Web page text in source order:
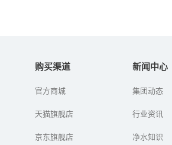
在许多家庭都用上了净水
浴用水都可以用到净水机
类有很多，...
购买渠道
官方商城
天猫旗舰店
京东旗舰店
新闻中心
集团动态
行业资讯
净水知识